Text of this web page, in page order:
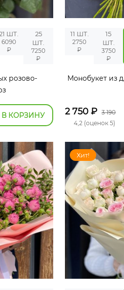
ШТ.
6090
₽
25
ШТ.
7250
₽
розово-
В КОРЗИНУ
11 ШТ.
2750
₽
15
ШТ.
3750
₽
Монобукет из
2 750₽
3 190
4,2 (оценок 5)
Хит!